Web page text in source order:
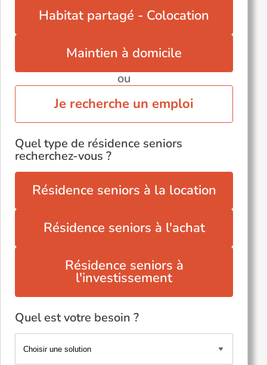
Habitat partagé - Colocation
Maintien à domicile
ou
Je recherche un emploi
Quel type de résidence seniors
recherchez-vous ?
Résidence seniors à la location
Résidence seniors à l'achat
Résidence seniors à
l'investissement
Quel est votre besoin ?